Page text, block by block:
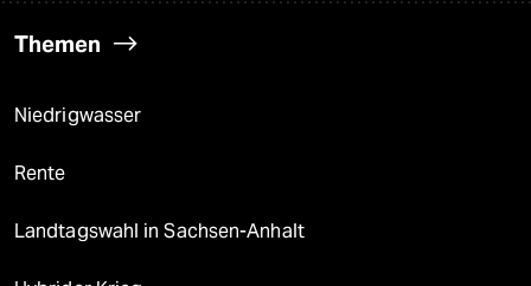
Themen
Niedrigwasser
Rente
Landtagswahl in Sachsen-Anhalt